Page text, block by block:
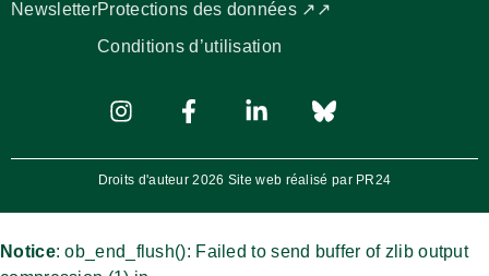
NewsletterProtections des données ↗↗
Conditions d’utilisation
Droits d'auteur 2026 Site web réalisé par PR24
Notice: ob_end_flush(): Failed to send buffer of zlib output